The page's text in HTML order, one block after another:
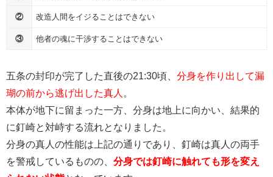
② 改造人間をイジることはできない
③ 他者の魂に干渉することはできない
五条の封印が完了した直後の21:30頃、 分身を作り出して漏
瑚の前から逃げ出した真人 。
本体が地下に留まった一方、分身は地上に向かい、結果的
に釘崎と対峙する流れとなりました。
分身の真人の性能は上記の通りであり、釘崎は真人の両手
を警戒しているものの、 分身では釘崎に触れても形を変え